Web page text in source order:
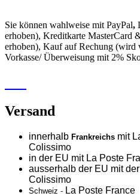
Sie können wahlweise mit PayPal,
erhoben), Kreditkarte MasterCard
erhoben), Kauf auf Rechung (wird
Vorkasse/ Überweisung mit 2%
Versand
innerhalb Frankreichs mit
Colissimo
in der EU mit La Poste
ausserhalb der EU mit
Colissimo
Schweiz - La Poste France